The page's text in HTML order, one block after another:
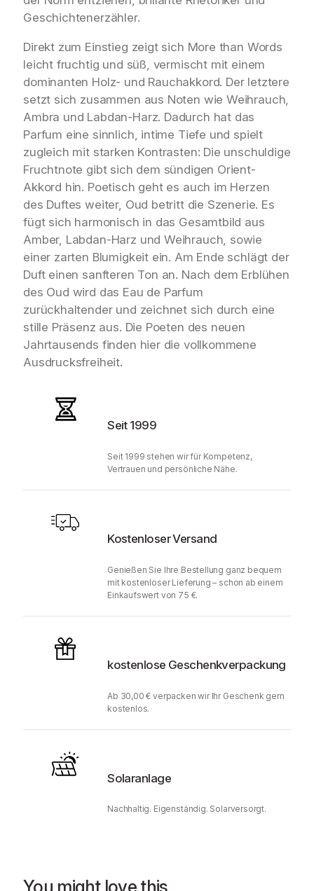
Geschichtenerzähler.
Direkt zum Einstieg zeigt sich More than Words
leicht fruchtig und süß, vermischt mit einem
dominanten Holz- und Rauchakkord. Der letztere
setzt sich zusammen aus Noten wie Weihrauch,
Ambra und Labdan-Harz. Dadurch hat das
Parfum eine sinnlich, intime Tiefe und spielt
zugleich mit starken Kontrasten: Die unschuldige
Fruchtnote gibt sich dem sündigen Orient-
Akkord hin. Poetisch geht es auch im Herzen
des Duftes weiter, Oud betritt die Szenerie. Es
fügt sich harmonisch in das Gesamtbild aus
Amber, Labdan-Harz und Weihrauch, sowie
einer zarten Blumigkeit ein. Am Ende schlägt der
Duft einen sanfteren Ton an. Nach dem Erblühen
des Oud wird das Eau de Parfum
zurückhaltender und zeichnet sich durch eine
stille Präsenz aus. Die Poeten des neuen
Jahrtausends finden hier die vollkommene
Ausdrucksfreiheit.
Seit 1999
Seit 1999 stehen wir für Kompetenz,
Vertrauen und persönliche Nähe.
Kostenloser Versand
Genießen Sie Ihre Bestellung ganz bequem
mit kostenloser Lieferung – schon ab einem
Einkaufswert von 75 €.
kostenlose Geschenkverpackung
Ab 30,00 € verpacken wir Ihr Geschenk gern
kostenlos.
Solaranlage
Nachhaltig. Eigenständig. Solarversorgt.
You might love this